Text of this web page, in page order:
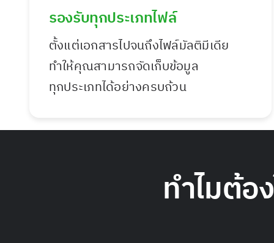
รองรับทุกประเภทไฟล์
ตั้งแต่เอกสารไปจนถึงไฟล์มัลติมีเดีย
ทำให้คุณสามารถจัดเก็บข้อมูล
ทุกประเภทได้อย่างครบถ้วน
ทำไมต้อ